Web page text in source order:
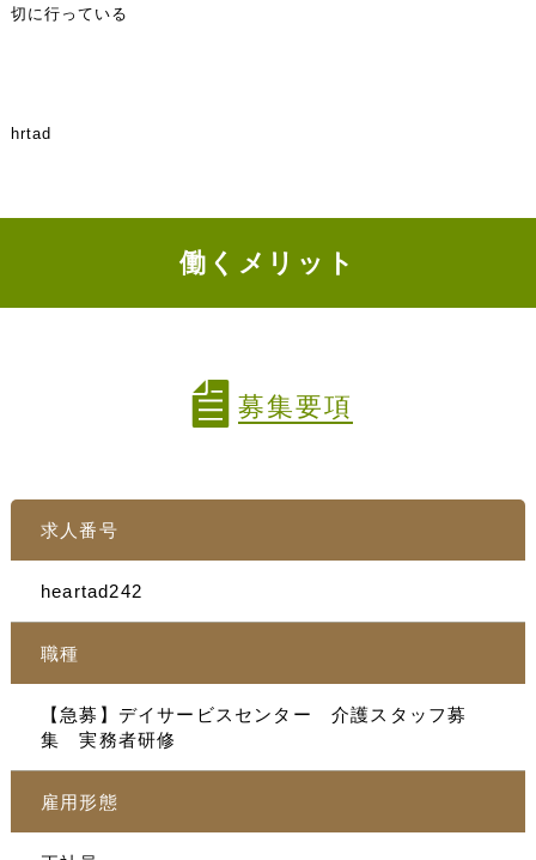
切に行っている
hrtad
働くメリット
募集要項
求人番号
heartad242
職種
【急募】デイサービスセンター 介護スタッフ募
集 実務者研修
雇用形態